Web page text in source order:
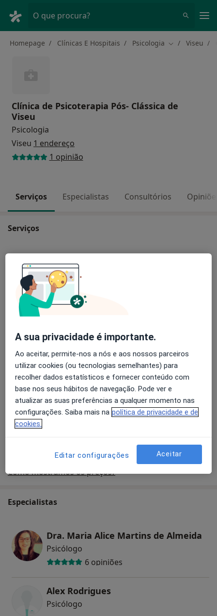
O que procura?
Homepage Clínicas E Hospitais Psicologia Mudar de
Viseu
Clínica de Psicoterapia Pós- Clássica de
Viseu
Psicologia
Viseu 1 endereço
1 opinião
Serviços Especialistas Consultórios
Serviços
Psicoterapia
40 €
Terapia de Casal
60 €
Avaliação Psicológica
Primeira consulta Psicologia
Desde 40 €
Retorno de consultas Psicologia
Desde 40 €
Como mostramos os preços?
Especialistas
Dra. Maria Alice Martins de Almeida
Psicólogo
6 opiniões
Alex Rodrigues
Psicólogo
A sua privacidade é importante.
Ao aceitar, permite-nos a nós e aos nossos parceiros
utilizar cookies (ou tecnologias semelhantes) para
recolher dados estatísticos e fornecer conteúdo com
base nos seus hábitos de navegação. Pode ver e
atualizar as suas preferências a qualquer momento nas
configurações. Saiba mais na política de privacidade e de
cookies.
Editar configurações Aceitar